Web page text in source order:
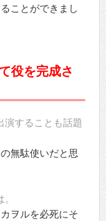
ことができまし
役を完成さ
することも話題
無駄使いだと思
ヲルを必死にそ